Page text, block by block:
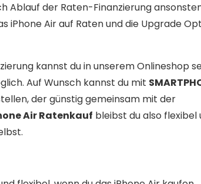
Ablauf der Raten-Finanzierung
iPhone Air auf Raten und die Upgrade
kannst du in unserem Onlineshop
Auf Wunsch kannst du mit
der günstig gemeinsam mit der
Air Ratenkauf bleibst du also flexibel